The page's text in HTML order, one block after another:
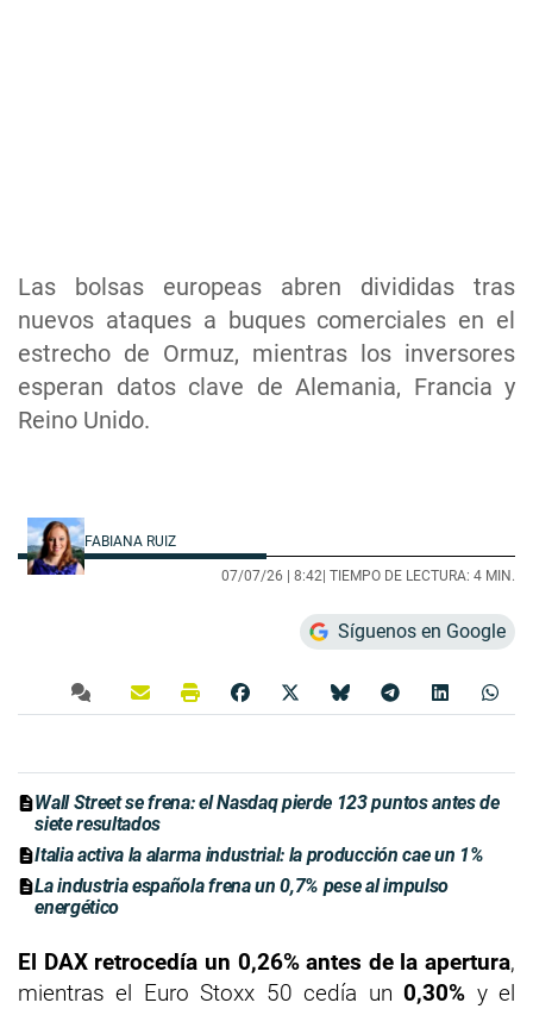
Las bolsas europeas abren divididas tras
nuevos ataques a buques comerciales en el
estrecho de Ormuz, mientras los inversores
esperan datos clave de Alemania, Francia y
Reino Unido.
FABIANA RUIZ
07/07/26 | 8:42 | TIEMPO DE LECTURA: 4 MIN.
Síguenos en Google
Wall Street se frena: el Nasdaq pierde 123 puntos antes de
siete resultados
Italia activa la alarma industrial: la producción cae un 1%
La industria española frena un 0,7% pese al impulso
energético
El DAX retrocedía un 0,26% antes de la apertura,
mientras el Euro Stoxx 50 cedía un0,30% y el